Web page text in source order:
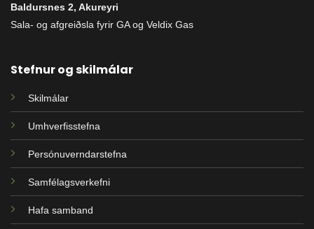
Baldursnes 2, Akureyri
Sala- og afgreiðsla fyrir GA og Veldix Gas
Stefnur og skilmálar
Skilmálar
Umhverfisstefna
Persónuverndarstefna
Samfélagsverkefni
Hafa samband